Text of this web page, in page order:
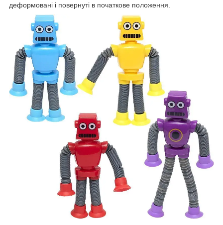
деформовані і повернуті в початкове положення.